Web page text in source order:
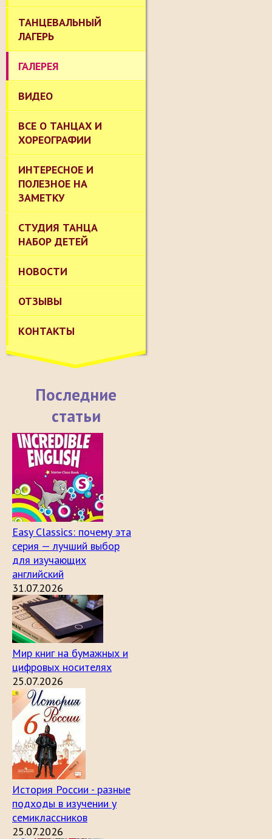
ТАНЦЕВАЛЬНЫЙ
ЛАГЕРЬ
ГАЛЕРЕЯ
ВИДЕО
ВСЕ О ТАНЦАХ И
ХОРЕОГРАФИИ
ИНТЕРЕСНОЕ И
ПОЛЕЗНОЕ НА
ЗАМЕТКУ
СТУДИЯ ТАНЦА
НАБОР ДЕТЕЙ
НОВОСТИ
ОТЗЫВЫ
КОНТАКТЫ
Последние
статьи
Easy Classics: почему эта
серия — лучший выбор
для изучающих
английский
31.07.2026
Мир книг на бумажных и
цифровых носителях
25.07.2026
История России - разные
подходы в изучении у
семиклассников
25.07.2026